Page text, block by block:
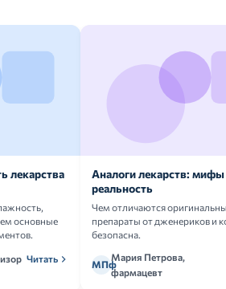
лекарства
основные
Читать
Аналоги лекарств: мифы
реальность
Чем отличаются
препараты от дженериков и
безопасна.
МПф
Мария Петрова,
фармацевт